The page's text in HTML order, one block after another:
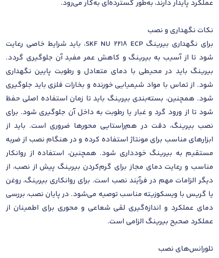
عملکرد پایدار دارند، به‌طور گسترده‌ای به‌کار می‌رود.
نکات نگهداری و نصب
برای نگهداری بیرینگ SKF NU 2218 ECP، باید شرایط خاصی رعایت
شود تا از آسیب به بیرینگ و کاهش عمر مفید آن جلوگیری گردد.
بیرینگ باید در محیطی با دمای متعادل و رطوبت پایین نگهداری
شود. از تماس با مواد شیمیایی خورنده و بخارات فلزی باید جلوگیری
شود. همچنین، بسته‌بندی بیرینگ باید تا زمان استفاده اصلی حفظ
شود تا از ورود گرد و غبار یا رطوبت به داخل آن جلوگیری شود. برای
نصب بیرینگ، دقت در هم‌راستایی محورها ضروری است. باید از
ابزارهای مناسب برای مونتاژ استفاده کرده و در هنگام نصب از ضربه
مستقیم به بیرینگ خودداری شود. همچنین، استفاده از روانکار
مناسب و رعایت دمای مجاز برای گرم‌کردن بیرینگ پیش از نصب، از
دیگر الزامات مهم در فرآیند نصب است. برای روانکاری بیرینگ، روغن
یا گریس با ویسکوزیته مناسب توصیه می‌شود. در پایان نصب، بررسی
دمای عملکرد و اندازه‌گیری لقی شعاعی و محوری برای اطمینان از
عملکرد صحیح بیرینگ الزامی است.
تلورانس‌های نصب